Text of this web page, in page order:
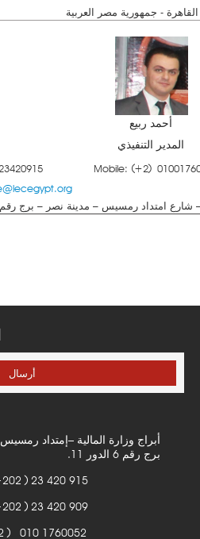
القاهرة - جمهورية مصر العربية
أحمد ربيع
المدير التنفيذي
Mobile: (+2)
– شارع امتداد رمسيس – مدينة نصر – برج رقم
أرسال
أبراج وزارة المالية –إمتداد
برج رقم 6 الدور 11.
) 23 420 915
) 23 420 909
) 010 1760052